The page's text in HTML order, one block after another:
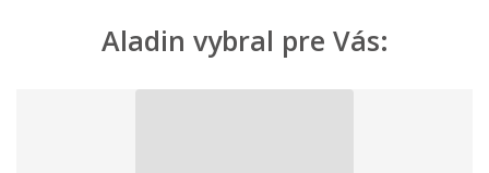
Aladin vybral pre Vás: